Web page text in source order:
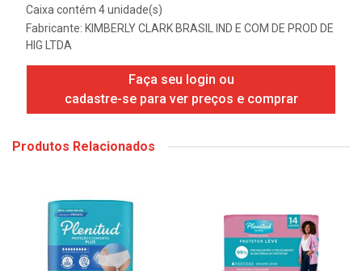
Caixa contém 4 unidade(s)
Fabricante: KIMBERLY CLARK BRASIL IND E COM DE PROD DE
HIG LTDA
Faça seu login ou
cadastre-se para ver preços e comprar
Produtos Relacionados